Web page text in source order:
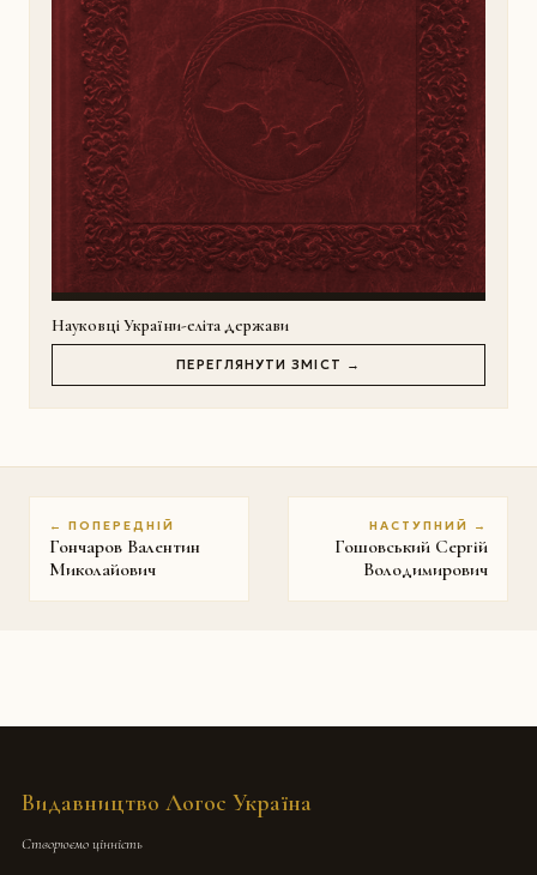
Науковці України-еліта держави
ПЕРЕГЛЯНУТИ ЗМІСТ →
← ПОПЕРЕДНІЙ
Гончаров Валентин
Миколайович
НАСТУПНИЙ →
Гошовський Сергій
Володимирович
Видавництво Логос Україна
Створюємо цінність